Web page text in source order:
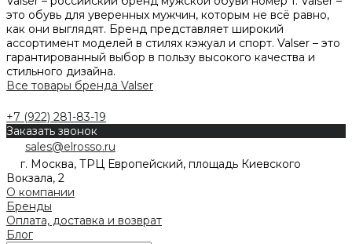
это обувь для уверенных мужчин, которым не всё равно,
как они выглядят. Бренд представляет широкий
ассортимент моделей в стилях кэжуал и спорт. Valser – это
гарантированный выбор в пользу высокого качества и
стильного дизайна.
Все товары бренда Valser
+7 (922) 281-83-19
Заказать звонок
sales@elrosso.ru
г. Москва, ТРЦ Европейский, площадь Киевского
Вокзала, 2
О компании
Бренды
Оплата, доставка и возврат
Блог